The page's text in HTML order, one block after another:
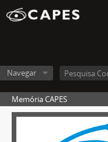
Navegar
Memória CAPES